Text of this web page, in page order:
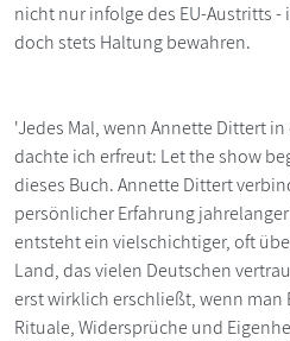
nicht nur infolge des EU-Austritts
doch stets Haltung bewahren.
'Jedes Mal, wenn Annette Dittert
dachte ich erfreut: Let the show
dieses Buch. Annette Dittert
persönlicher Erfahrung
entsteht ein vielschichtiger, oft
Land, das vielen Deutschen
erst wirklich erschließt, wenn
Rituale, Widersprüche und